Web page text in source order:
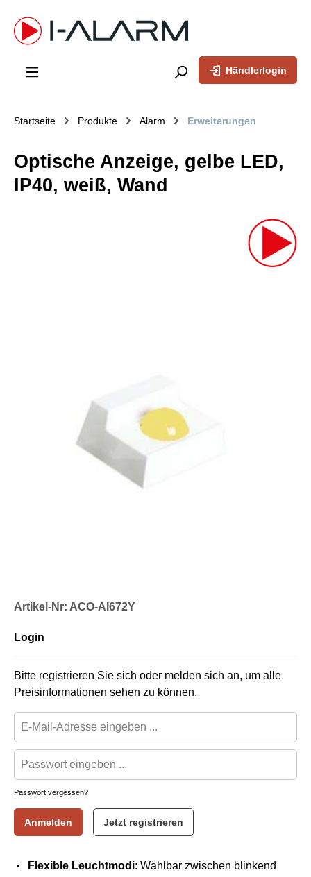
springen
Händlerlogin
Startseite Produkte Alarm Erweiterungen
Optische Anzeige, gelbe LED,
IP40, weiß, Wand
Artikel-Nr: ACO-AI672Y
Login
Bitte registrieren Sie sich oder melden sich an, um alle
Preisinformationen sehen zu können.
Passwort vergessen?
Anmelden Jetzt registrieren
Flexible Leuchtmodi: Wählbar zwischen blinkend